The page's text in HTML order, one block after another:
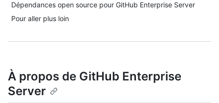
Dépendances open source pour GitHub Enterprise Server
Pour aller plus loin
À propos de GitHub Enterprise
Server